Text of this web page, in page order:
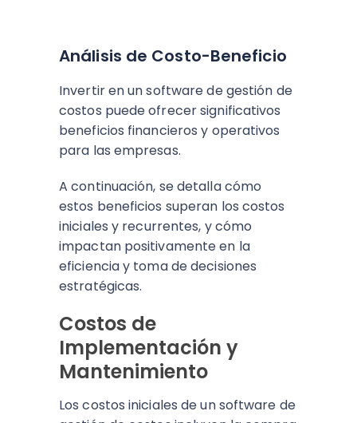
Análisis de Costo-Beneficio
Invertir en un software de gestión de
costos puede ofrecer significativos
beneficios financieros y operativos
para las empresas.
A continuación, se detalla cómo
estos beneficios superan los costos
iniciales y recurrentes, y cómo
impactan positivamente en la
eficiencia y toma de decisiones
estratégicas.
Costos de
Implementación y
Mantenimiento
Los costos iniciales de un software de